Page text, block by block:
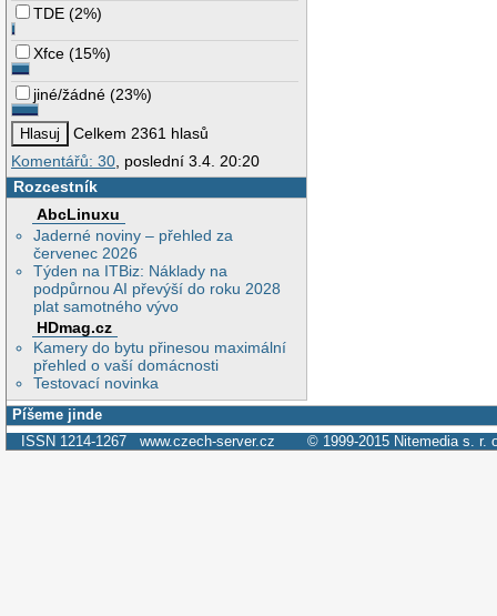
TDE (2%)
Xfce (15%)
jiné/žádné (23%)
Celkem 2361 hlasů
Komentářů: 30, poslední 3.4. 20:20
Rozcestník
AbcLinuxu
Jaderné noviny – přehled za
červenec 2026
Týden na ITBiz: Náklady na
podpůrnou AI převýší do roku 2028
plat samotného vývo
HDmag.cz
Kamery do bytu přinesou maximální
přehled o vaší domácnosti
Testovací novinka
Píšeme jinde
ISSN 1214-1267 www.czech-server.cz © 1999-2015 Nitemedia s. r.